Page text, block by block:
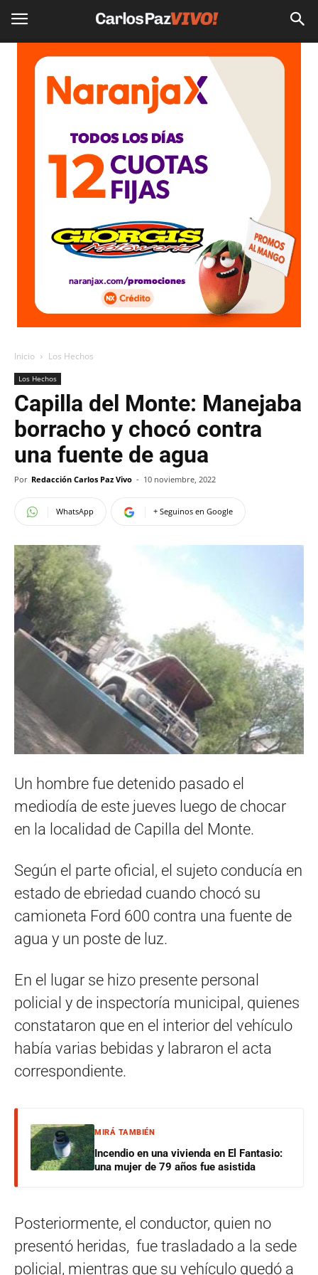
Inicio Los Hechos
Los Hechos
Capilla del Monte: Manejaba
borracho y chocó contra
una fuente de agua
Por Redacción Carlos Paz Vivo - 10 noviembre, 2022
WhatsApp + Seguinos en Google
Un hombre fue detenido pasado el
mediodía de este jueves luego de chocar
en la localidad de Capilla del Monte.
Según el parte oficial, el sujeto conducía en
estado de ebriedad cuando chocó su
camioneta Ford 600 contra una fuente de
agua y un poste de luz.
En el lugar se hizo presente personal
policial y de inspectoría municipal, quienes
constataron que en el interior del vehículo
había varias bebidas y labraron el acta
correspondiente.
MIRÁ TAMBIÉN
Incendio en una vivienda en El Fantasio:
una mujer de 79 años fue asistida
Posteriormente, el conductor, quien no
presentó heridas, fue trasladado a la sede
policial, mientras que su vehículo quedó a